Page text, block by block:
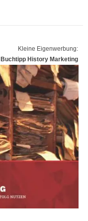
Kleine Eigenwerbung:
Buchtipp History Marketing